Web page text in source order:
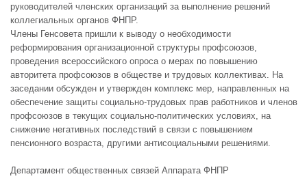
руководителей членских организаций за выполнение решений
коллегиальных органов ФНПР.
Члены Генсовета пришли к выводу о необходимости
реформирования организационной структуры профсоюзов,
проведения всероссийского опроса о мерах по повышению
авторитета профсоюзов в обществе и трудовых коллективах. На
заседании обсужден и утвержден комплекс мер, направленных на
обеспечение защиты социально-трудовых прав работников и членов
профсоюзов в текущих социально-политических условиях, на
снижение негативных последствий в связи с повышением
пенсионного возраста, другими антисоциальными решениями.
Департамент общественных связей Аппарата ФНПР